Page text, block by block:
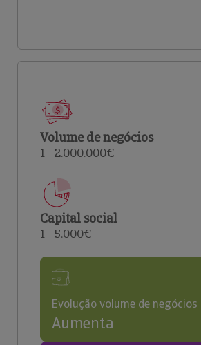
Volume de negócios
1 - 2.000.000€
Capital social
1 - 5.000€
Evolução volume de negócios
Aumenta